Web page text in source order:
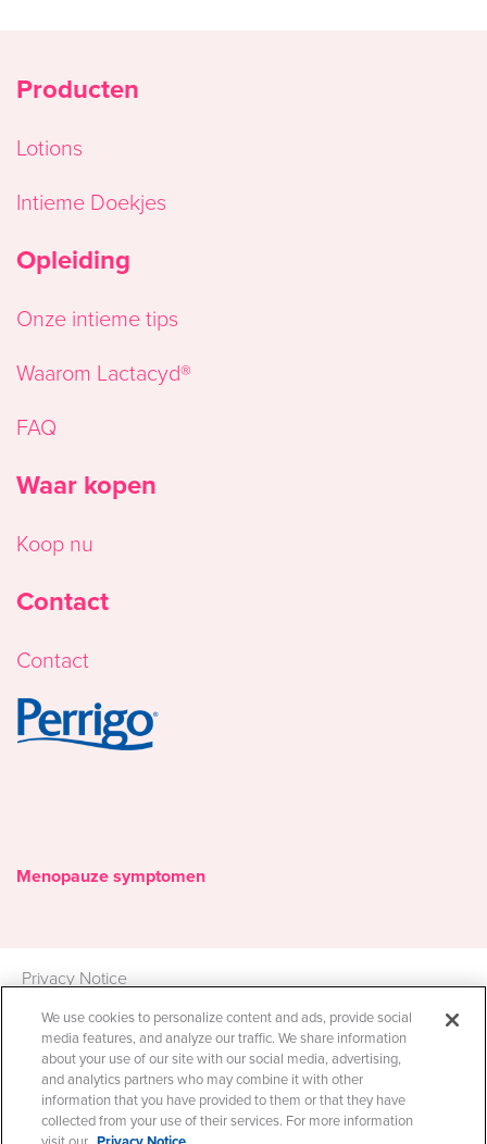
Producten
Lotions
Intieme Doekjes
Opleiding
Onze intieme tips
Waarom Lactacyd®
FAQ
Waar kopen
Koop nu
Contact
Contact
Image
Menopauze symptomen
Privacy Notice
Cookie Statement
Cookie List
Algemene voorwaarden​
*Nicholas Hall, global OTC
database DB6, verkoop in €mn,
MAT Q4 2019
We use cookies to personalize content and ads, provide social
media features, and analyze our traffic. We share information
about your use of our site with our social media, advertising,
and analytics partners who may combine it with other
information that you have provided to them or that they have
collected from your use of their services. For more information